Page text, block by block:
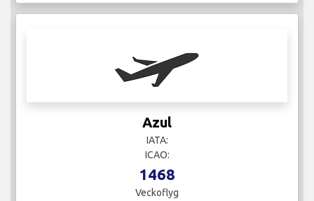
Azul
IATA:
ICAO:
1468
Veckoflyg